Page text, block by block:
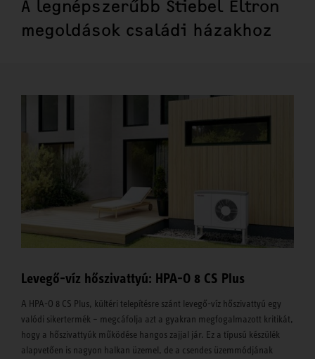
A legnépszerűbb Stiebel Eltron
megoldások családi házakhoz
Levegő-víz hőszivattyú: HPA-O 8 CS Plus
A HPA-O 8 CS Plus, kültéri telepítésre szánt levegő-víz hőszivattyú egy
valódi sikertermék – megcáfolja azt a gyakran megfogalmazott kritikát,
hogy a hőszivattyúk működése hangos zajjal jár. Ez a típusú készülék
alapvetően is nagyon halkan üzemel, de a csendes üzemmódjának